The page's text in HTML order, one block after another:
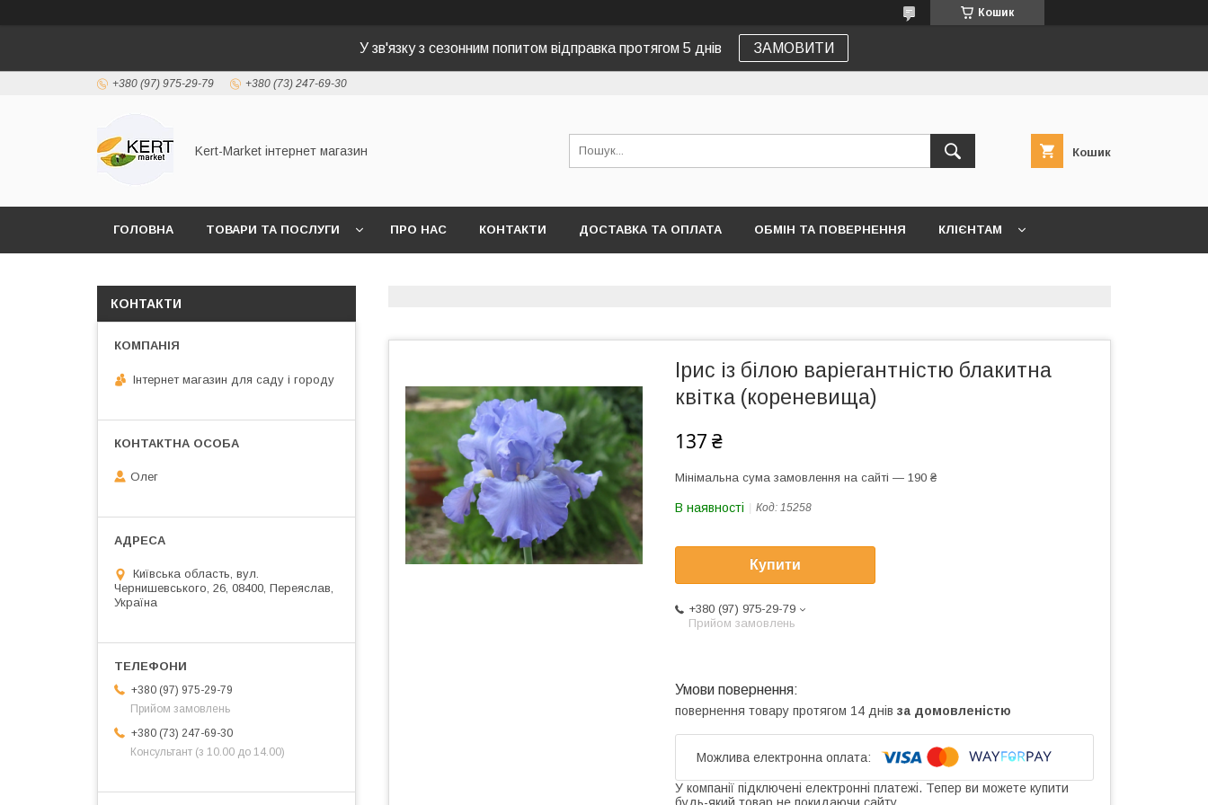
Кошик
У зв'язку з сезонним попитом відправка протягом 5 днів ЗАМОВИТИ
+380 (97) 975-29-79 +380 (73) 247-69-30
Kert-Market інтернет магазин Кошик
ГОЛОВНА ТОВАРИ ТА ПОСЛУГИ ПРО НАС КОНТАКТИ ДОСТАВКА ТА ОПЛАТА ОБМІН ТА ПОВЕРНЕННЯ КЛІЄНТАМ
Ірис із білою варіегантністю блакитна
квітка (кореневища)
137 ₴
Мінімальна сума замовлення на сайті — 190 ₴
В наявності Код: 15258
Купити
+380 (97) 975-29-79
Прийом замовлень
повернення товару протягом 14 днів за домовленістю
У компанії підключені електронні платежі. Тепер ви можете купити
будь-який товар не покидаючи сайту.
КОНТАКТИ
Інтернет магазин для саду і городу
Олег
Київська область, вул.
Чернишевського, 26, 08400, Переяслав,
Україна
+380 (97) 975-29-79
Прийом замовлень
+380 (73) 247-69-30
Консультант (з 10.00 до 14.00)